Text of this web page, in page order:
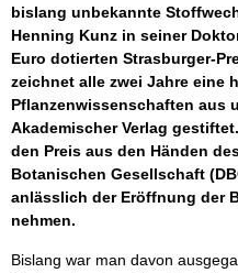
bislang unbekannte
Henning Kunz in seiner
Euro dotierten Strasburger-
zeichnet alle zwei Jahre eine
Pflanzenwissenschaften aus
Akademischer Verlag
den Preis aus den Händen
Botanischen Gesellschaft
anlässlich der Eröffnung der
nehmen.
Bislang war man davon